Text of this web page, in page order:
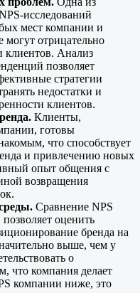
исследований
мест компании и
могут отрицательно
клиентов. Анализ
позволяет
стратегии
недостатки и
клиентов.
Клиенты,
готовы
что способствует
и привлечению новых
опыт общения с
возвращения
Сравнение NPS
оценить
бренда на
выше, чем у
о
что компания делает
компании ниже, это